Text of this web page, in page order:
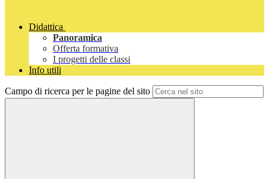
Didattica
Panoramica
Offerta formativa
I progetti delle classi
Info utili
Campo di ricerca per le pagine del sito